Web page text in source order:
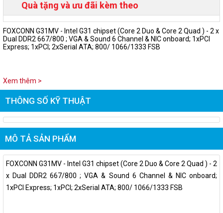
Quà tặng và ưu đãi kèm theo
FOXCONN G31MV - Intel G31 chipset (Core 2 Duo & Core 2 Quad ) - 2 x
Dual DDR2 667/800 ; VGA & Sound 6 Channel & NIC onboard; 1xPCI
Express; 1xPCI; 2xSerial ATA; 800/ 1066/1333 FSB
Xem thêm >
THÔNG SỐ KỸ THUẬT
MÔ TẢ SẢN PHẨM
FOXCONN G31MV - Intel G31 chipset (Core 2 Duo & Core 2 Quad ) - 2
x Dual DDR2 667/800 ; VGA & Sound 6 Channel & NIC onboard;
1xPCI Express; 1xPCI; 2xSerial ATA; 800/ 1066/1333 FSB